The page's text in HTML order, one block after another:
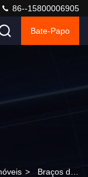
86--15800006905
Bate-Papo
> Braços de